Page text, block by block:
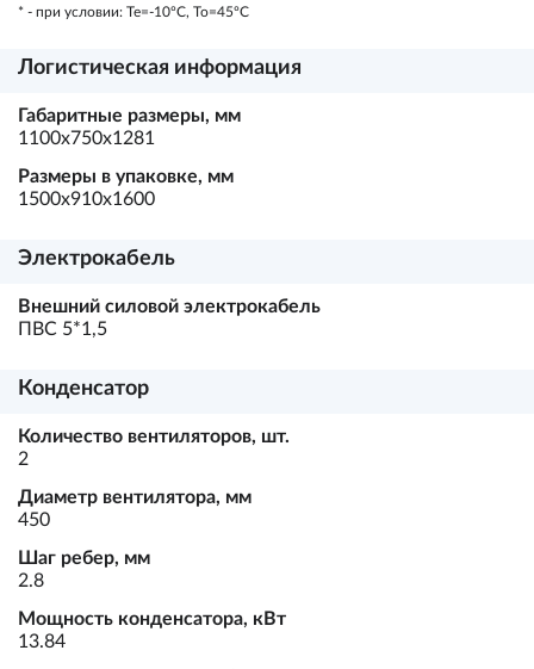
* - при условии: Te=-10ºC, To=45ºC
Логистическая информация
Габаритные размеры, мм
1100х750х1281
Размеры в упаковке, мм
1500х910х1600
Электрокабель
Внешний силовой электрокабель
ПВС 5*1,5
Конденсатор
Количество вентиляторов, шт.
2
Диаметр вентилятора, мм
450
Шаг ребер, мм
2.8
Мощность конденсатора, кВт
13.84